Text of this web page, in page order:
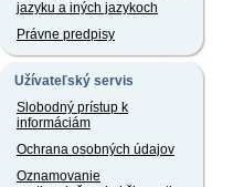
jazyku a iných jazykoch
Právne predpisy
Užívateľský servis
Slobodný prístup k
informáciám
Ochrana osobných údajov
Oznamovanie